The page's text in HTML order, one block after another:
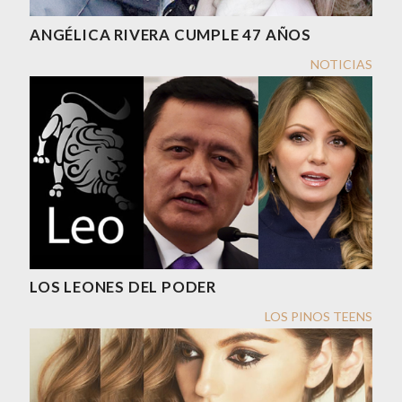
ANGÉLICA RIVERA CUMPLE 47 AÑOS
NOTICIAS
LOS LEONES DEL PODER
LOS PINOS TEENS